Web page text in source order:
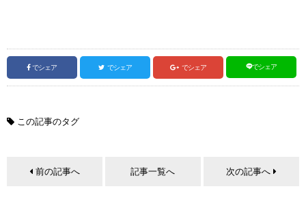
でシェア でシェア でシェア でシェア
この記事のタグ
前の記事へ 記事一覧へ 次の記事へ